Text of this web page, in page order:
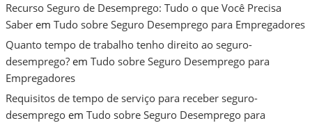
Recurso Seguro de Desemprego: Tudo o que Você Precisa
Saber em Tudo sobre Seguro Desemprego para Empregadores
Quanto tempo de trabalho tenho direito ao seguro-
desemprego? em Tudo sobre Seguro Desemprego para
Empregadores
Requisitos de tempo de serviço para receber seguro-
desemprego em Tudo sobre Seguro Desemprego para